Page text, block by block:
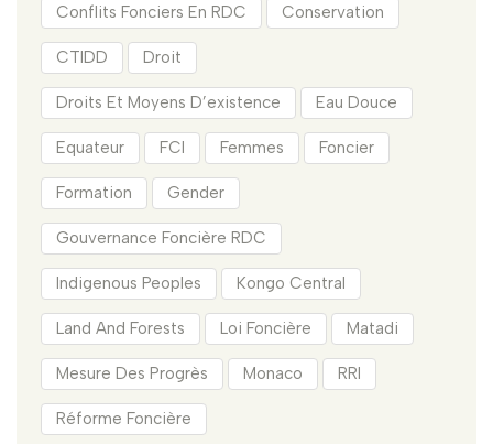
Conflits Fonciers En RDC Conservation
CTIDD Droit
Droits Et Moyens D’existence Eau Douce
Equateur FCI Femmes Foncier
Formation Gender
Gouvernance Foncière RDC
Indigenous Peoples Kongo Central
Land And Forests Loi Foncière Matadi
Mesure Des Progrès Monaco RRI
Réforme Foncière